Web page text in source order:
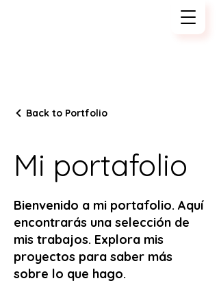
Back to Portfolio
Mi portafolio
Bienvenido a mi portafolio. Aquí
encontrarás una selección de
mis trabajos. Explora mis
proyectos para saber más
sobre lo que hago.